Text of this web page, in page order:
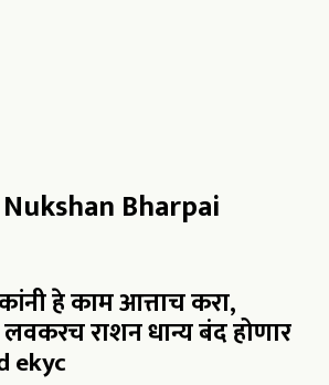
Bharpai
हे काम आत्ताच करा,
राशन धान्य बंद होणार
ekyc